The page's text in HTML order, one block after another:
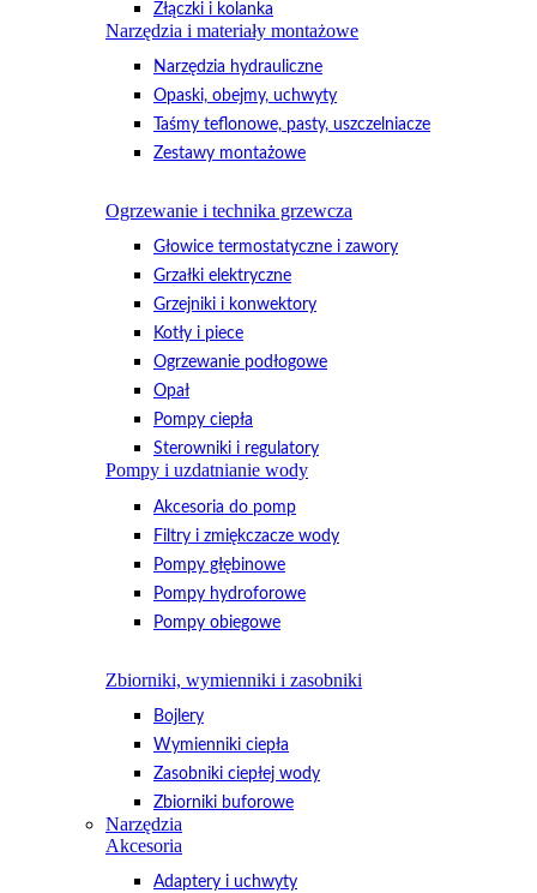
Złączki i kolanka
Narzędzia i materiały montażowe
Narzędzia hydrauliczne
Opaski, obejmy, uchwyty
Taśmy teflonowe, pasty, uszczelniacze
Zestawy montażowe
Ogrzewanie i technika grzewcza
Głowice termostatyczne i zawory
Grzałki elektryczne
Grzejniki i konwektory
Kotły i piece
Ogrzewanie podłogowe
Opał
Pompy ciepła
Sterowniki i regulatory
Pompy i uzdatnianie wody
Akcesoria do pomp
Filtry i zmiękczacze wody
Pompy głębinowe
Pompy hydroforowe
Pompy obiegowe
Zbiorniki, wymienniki i zasobniki
Bojlery
Wymienniki ciepła
Zasobniki ciepłej wody
Zbiorniki buforowe
Narzędzia
Akcesoria
Adaptery i uchwyty